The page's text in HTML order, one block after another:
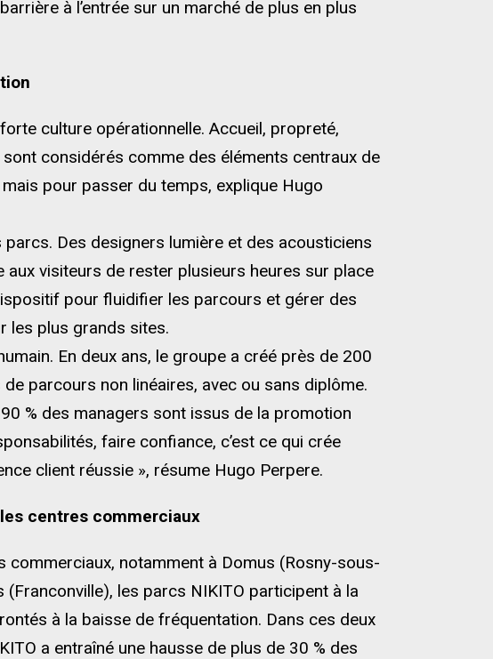
à l’entrée sur un marché de plus en plus
culture opérationnelle. Accueil, propreté,
considérés comme des éléments centraux de
pour passer du temps, explique Hugo
Des designers lumière et des acousticiens
visiteurs de rester plusieurs heures sur place
pour fluidifier les parcours et gérer des
les plus grands sites.
En deux ans, le groupe a créé près de 200
parcours non linéaires, avec ou sans diplôme.
% des managers sont issus de la promotion
faire confiance, c’est ce qui crée
client réussie », résume Hugo Perpere.
centres commerciaux
notamment à Domus (Rosny-sous-
(Franconville), les parcs NIKITO participent à la
à la baisse de fréquentation. Dans ces deux
a entraîné une hausse de plus de 30 % des